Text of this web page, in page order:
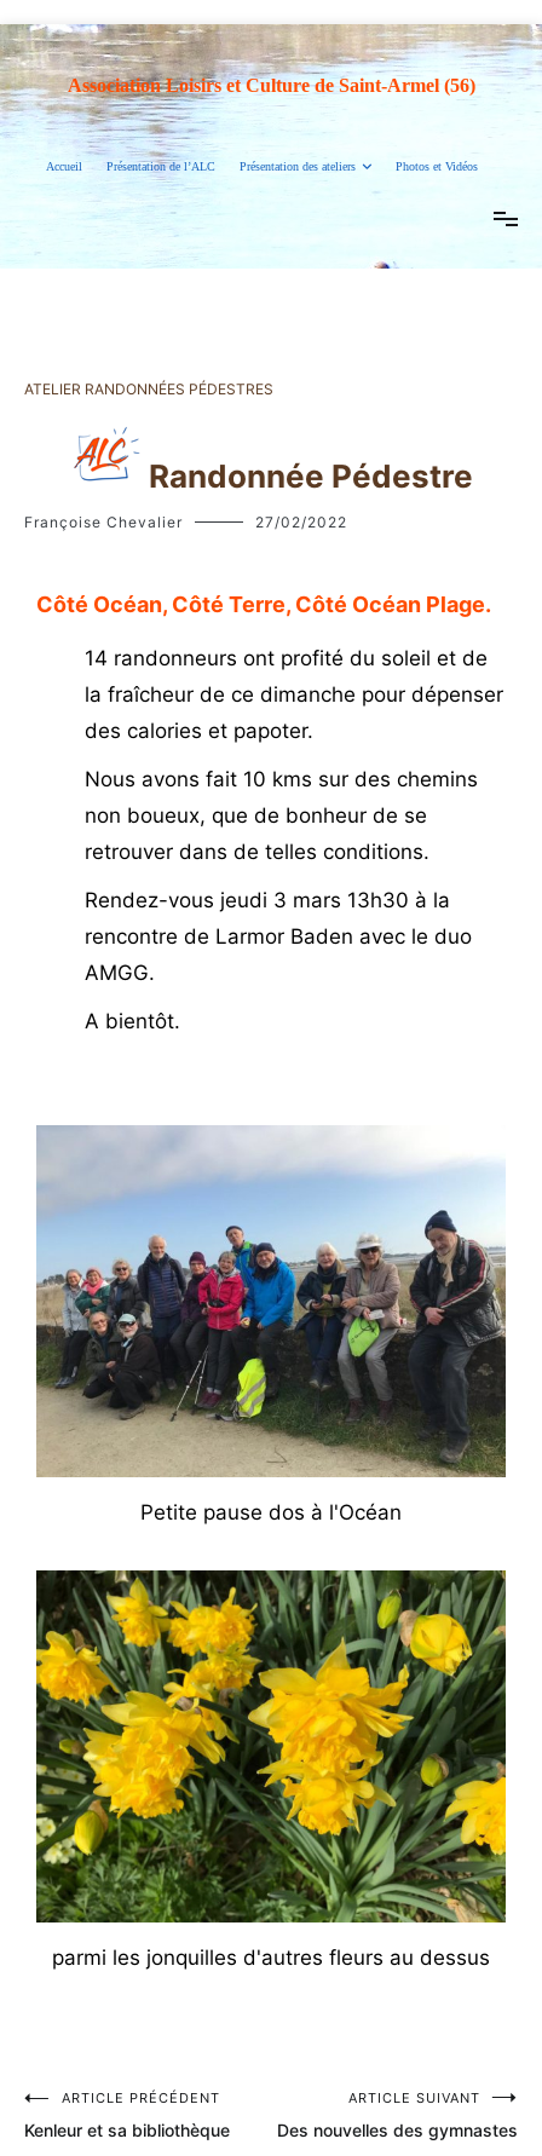
Association Loisirs et Culture de Saint-Armel (56)
Accueil Présentation de l’ALC Présentation des ateliers Photos et Vidéos
ATELIER RANDONNÉES PÉDESTRES
Randonnée Pédestre
Françoise Chevalier 27/02/2022
Côté Océan, Côté Terre, Côté Océan Plage.
14 randonneurs ont profité du soleil et de
la fraîcheur de ce dimanche pour dépenser
des calories et papoter.
Nous avons fait 10 kms sur des chemins
non boueux, que de bonheur de se
retrouver dans de telles conditions.
Rendez-vous jeudi 3 mars 13h30 à la
rencontre de Larmor Baden avec le duo
AMGG.
A bientôt.
Petite pause dos à l'Océan
parmi les jonquilles d'autres fleurs au dessus
ARTICLE PRÉCÉDENT
Kenleur et sa bibliothèque
ARTICLE SUIVANT
Des nouvelles des gymnastes